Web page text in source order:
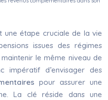
étape cruciale de la vie
issues des régimes
le même niveau de
impératif d’envisager des
pour assurer une
La clé réside dans une